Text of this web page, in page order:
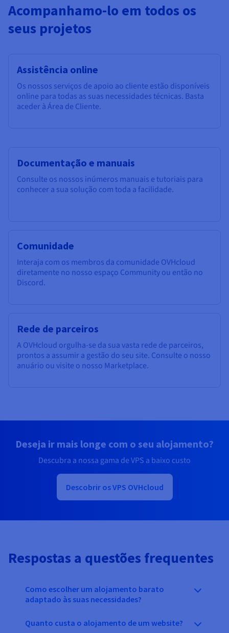
Acompanhamo-lo em todos os
seus projetos
Assistência online
Os nossos serviços de apoio ao cliente estão disponíveis
online para todas as suas necessidades técnicas. Basta
aceder à Área de Cliente.
Documentação e manuais
Consulte os nossos inúmeros manuais e tutoriais para
conhecer a sua solução com toda a facilidade.
Comunidade
Interaja com os membros da comunidade OVHcloud
diretamente no nosso espaço Community ou então no
Discord.
Rede de parceiros
A OVHcloud orgulha-se da sua vasta rede de parceiros,
prontos a assumir a gestão do seu site. Consulte o nosso
anuário ou visite o nosso Marketplace.
Deseja ir mais longe com o seu alojamento?
Descubra a nossa gama de VPS a baixo custo
Descobrir os VPS OVHcloud
Respostas a questões frequentes
Como escolher um alojamento barato
adaptado às suas necessidades?
Quanto custa o alojamento de um website?